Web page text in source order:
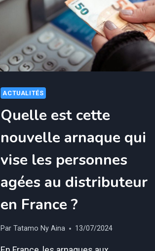
LA
BANQUE
ACTUALITÉS
Quelle est cette
nouvelle arnaque qui
vise les personnes
agées au distributeur
en France ?
Par Tatamo Ny Aina 13/07/2024